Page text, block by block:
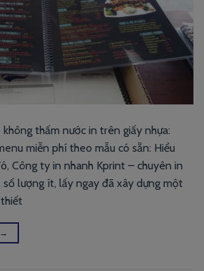
thấm nước in trên giấy nhựa:
miễn phí theo mẫu có sẵn: Hiểu
Công ty in nhanh Kprint – chuyên in
lượng ít, lấy ngay đã xây dựng một
→